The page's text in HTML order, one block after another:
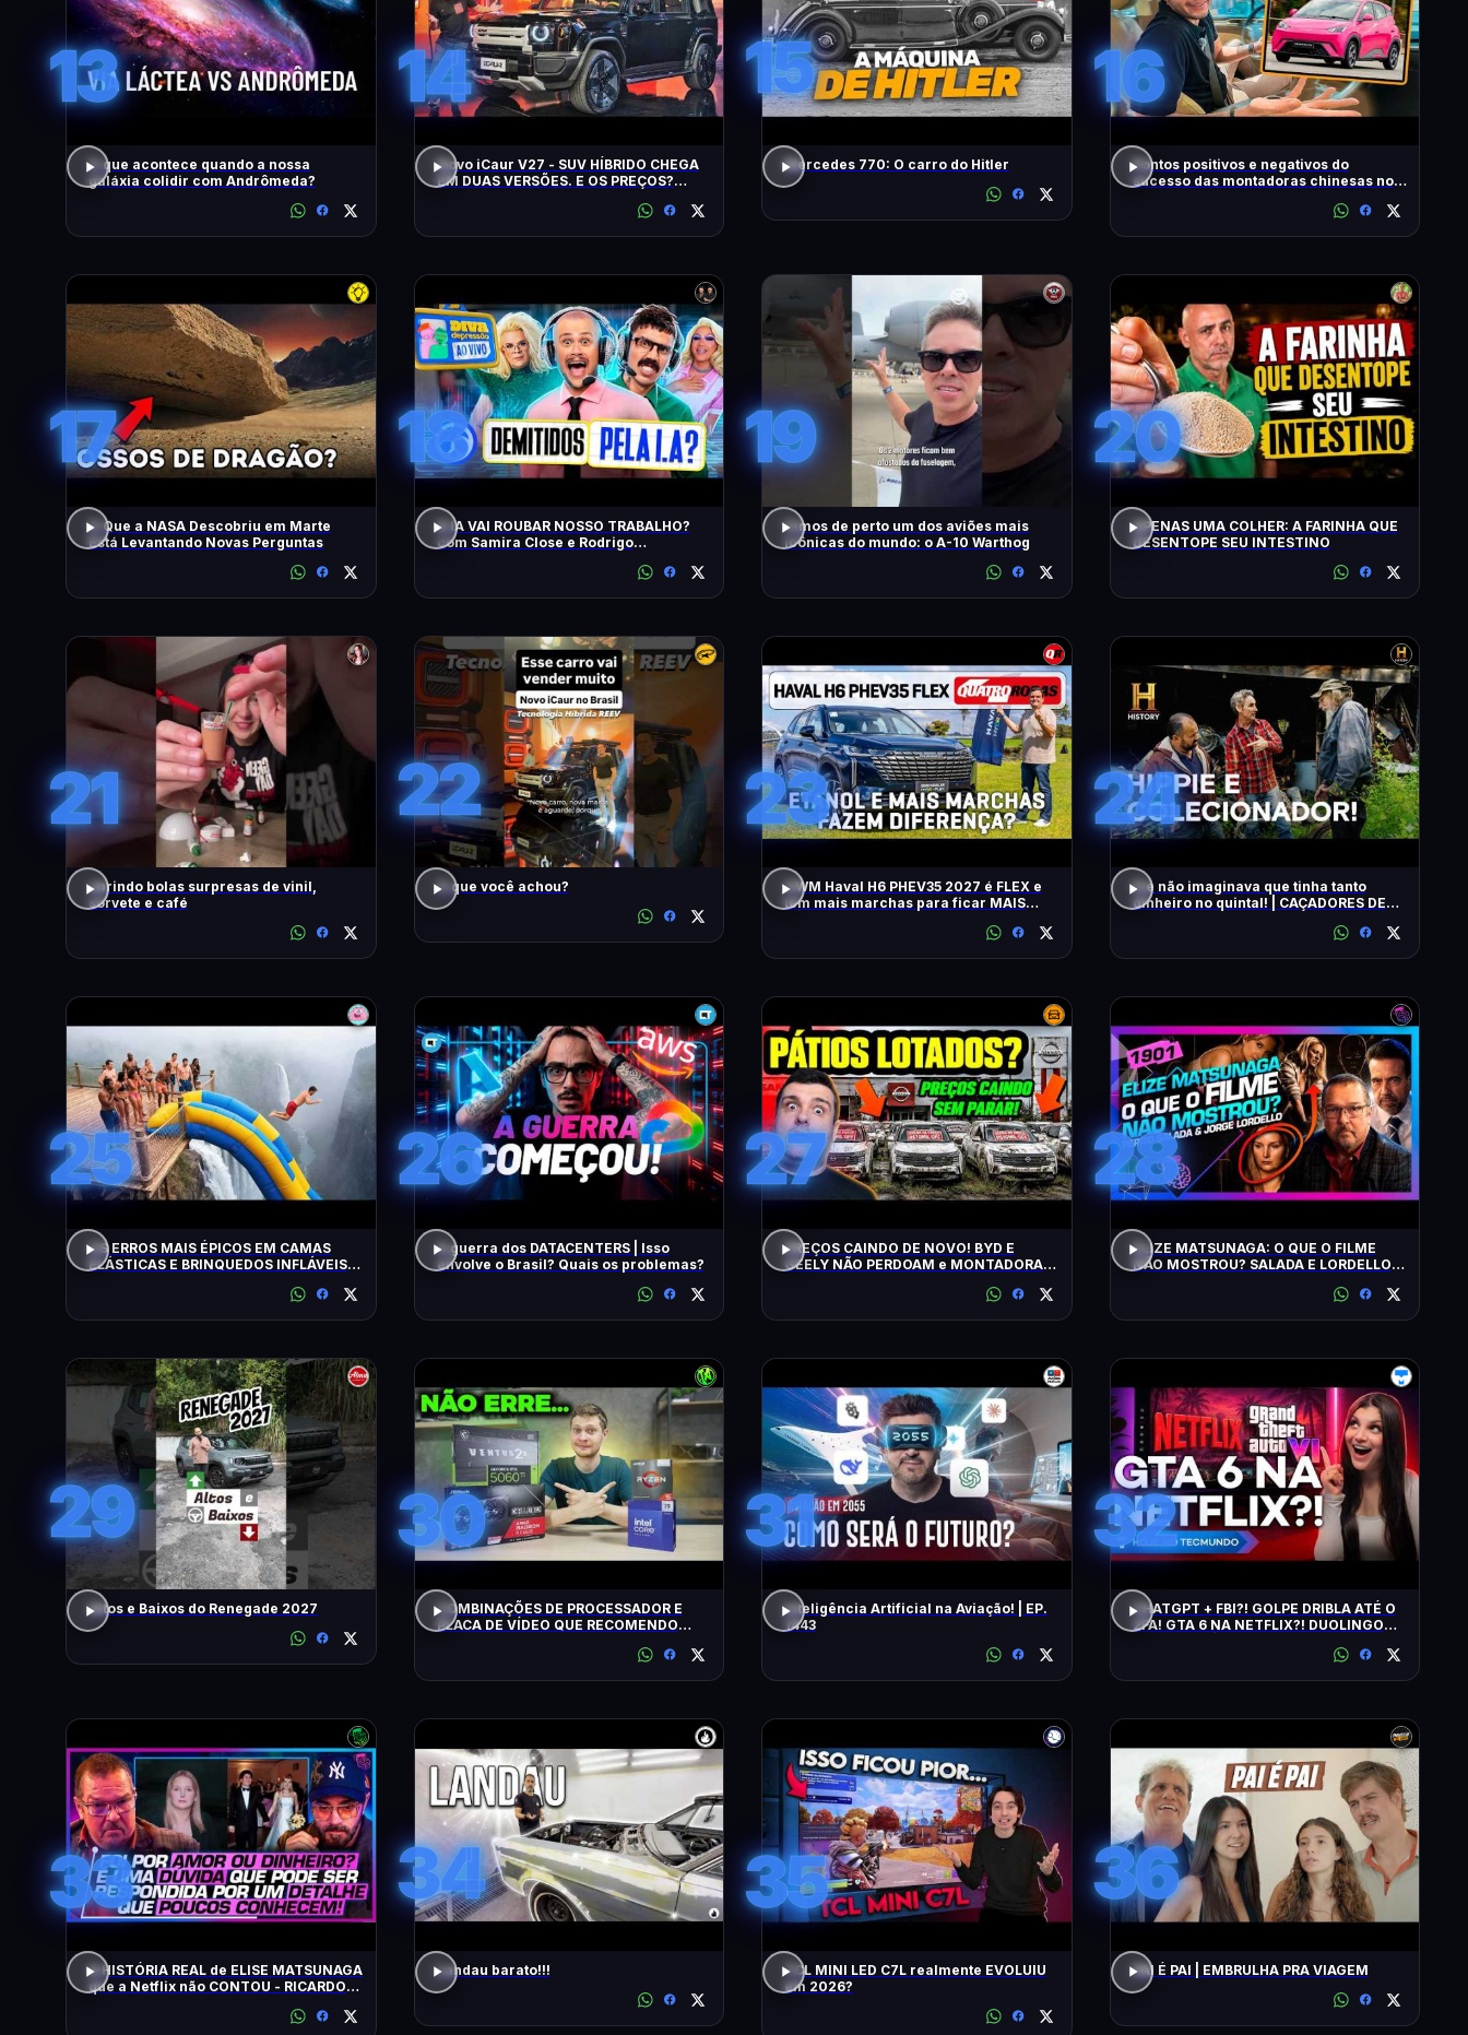
13
O que acontece quando a nossa
galáxia colidir com Andrômeda?
14
Novo iCaur V27 - SUV HÍBRIDO CHEGA
EM DUAS VERSÕES. E OS PREÇOS?
15
Mercedes 770: O carro do Hitler
16
Pontos positivos e negativos do
sucesso das montadoras chinesas no
17
O Que a NASA Descobriu em Marte
Está Levantando Novas Perguntas
18
A IA VAI ROUBAR NOSSO TRABALHO?
com Samira Close e Rodrigo
19
Vimos de perto um dos aviões mais
icônicas do mundo: o A-10 Warthog
20
APENAS UMA COLHER: A FARINHA QUE
DESENTOPE SEU INTESTINO
21
abrindo bolas surpresas de vinil,
sorvete e café
22
O que você achou?
23
GWM Haval H6 PHEV35 2027 é FLEX e
tem mais marchas para ficar MAIS
24
Ele não imaginava que tinha tanto
dinheiro no quintal! | CAÇADORES DE
25
OS ERROS MAIS ÉPICOS EM CAMAS
ELÁSTICAS E BRINQUEDOS INFLÁVEIS
26
A guerra dos DATACENTERS | Isso
envolve o Brasil? Quais os problemas?
27
PREÇOS CAINDO DE NOVO! BYD E
GEELY NÃO PERDOAM e MONTADORAS
28
ELIZE MATSUNAGA: O QUE O FILME
NÃO MOSTROU? SALADA E LORDELLO -
29
Altos e Baixos do Renegade 2027
30
COMBINAÇÕES DE PROCESSADOR E
PLACA DE VÍDEO QUE RECOMENDO
31
Inteligência Artificial na Aviação! | EP.
1443
32
CHATGPT + FBI?! GOLPE DRIBLA ATÉ O
2FA! GTA 6 NA NETFLIX?! DUOLINGO
33
A HISTÓRIA REAL de ELISE MATSUNAGA
que a Netflix não CONTOU - RICARDO
34
Landau barato!!!
35
TCL MINI LED C7L realmente EVOLUIU
em 2026?
36
PAI É PAI | EMBRULHA PRA VIAGEM